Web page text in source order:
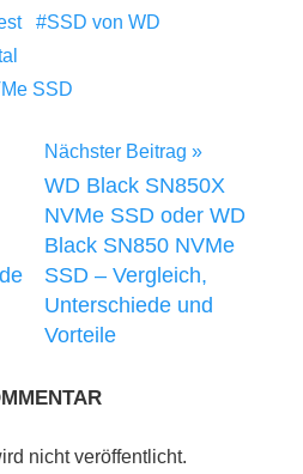
SSD von WD
SSD
Nächster Beitrag
WD Black SN850X
NVMe SSD oder WD
Black SN850 NVMe
SSD – Vergleich,
Unterschiede und
Vorteile
nicht veröffentlicht.